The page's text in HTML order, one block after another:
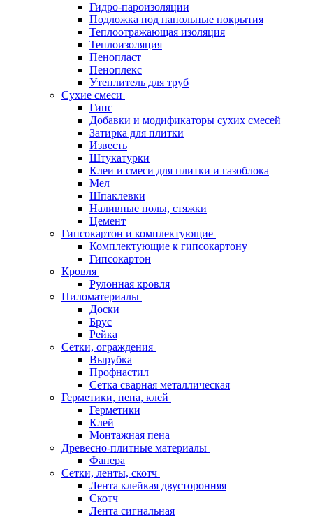
Гидро-пароизоляции
Подложка под напольные покрытия
Теплоотражающая изоляция
Теплоизоляция
Пенопласт
Пеноплекс
Утеплитель для труб
Сухие смеси
Гипс
Добавки и модификаторы сухих смесей
Затирка для плитки
Известь
Штукатурки
Клеи и смеси для плитки и газоблока
Мел
Шпаклевки
Наливные полы, стяжки
Цемент
Гипсокартон и комплектующие
Комплектующие к гипсокартону
Гипсокартон
Кровля
Рулонная кровля
Пиломатериалы
Доски
Брус
Рейка
Сетки, ограждения
Вырубка
Профнастил
Сетка сварная металлическая
Герметики, пена, клей
Герметики
Клей
Монтажная пена
Древесно-плитные материалы
Фанера
Сетки, ленты, скотч
Лента клейкая двусторонняя
Скотч
Лента сигнальная